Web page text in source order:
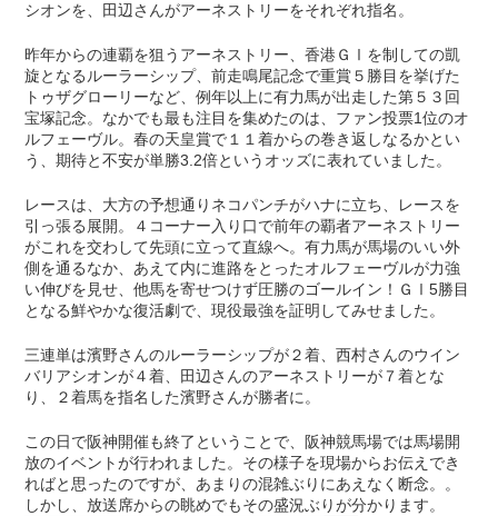
シオンを、田辺さんがアーネストリーをそれぞれ指名。
昨年からの連覇を狙うアーネストリー、香港ＧⅠを制しての凱
旋となるルーラーシップ、前走鳴尾記念で重賞５勝目を挙げた
トゥザグローリーなど、例年以上に有力馬が出走した第５３回
宝塚記念。なかでも最も注目を集めたのは、ファン投票1位のオ
ルフェーヴル。春の天皇賞で１１着からの巻き返しなるかとい
う、期待と不安が単勝3.2倍というオッズに表れていました。
レースは、大方の予想通りネコパンチがハナに立ち、レースを
引っ張る展開。４コーナー入り口で前年の覇者アーネストリー
がこれを交わして先頭に立って直線へ。有力馬が馬場のいい外
側を通るなか、あえて内に進路をとったオルフェーヴルが力強
い伸びを見せ、他馬を寄せつけず圧勝のゴールイン！ＧⅠ5勝目
となる鮮やかな復活劇で、現役最強を証明してみせました。
三連単は濱野さんのルーラーシップが２着、西村さんのウイン
バリアシオンが４着、田辺さんのアーネストリーが７着とな
り、２着馬を指名した濱野さんが勝者に。
この日で阪神開催も終了ということで、阪神競馬場では馬場開
放のイベントが行われました。その様子を現場からお伝えでき
ればと思ったのですが、あまりの混雑ぶりにあえなく断念。。
しかし、放送席からの眺めでもその盛況ぶりが分かります。